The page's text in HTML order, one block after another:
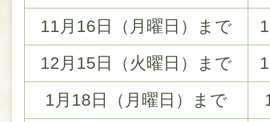
11月16日（月曜日）まで
12月15日（火曜日）まで
1月18日（月曜日）まで